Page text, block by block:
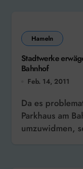
Hameln
Stadtwerke
Bahnhof
Feb. 14, 2011
Da es problematisch ist, PKW-Stellplätze im
Parkhaus am
umzuwidmen,